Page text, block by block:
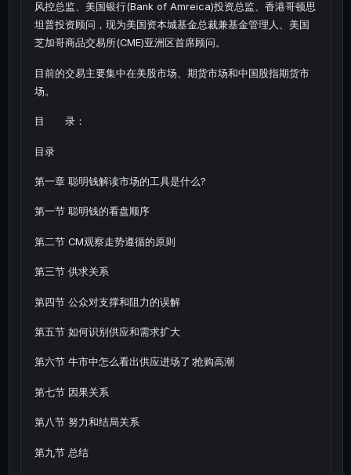
风控总监、美国银行(Bank of Amreica)投资总监、香港哥顿思
坦普投资顾问，现为美国资本城基金总裁兼基金管理人、美国
芝加哥商品交易所(CME)亚洲区首席顾问。
目前的交易主要集中在美股市场、期货市场和中国股指期货市
场。
目 录：
目录
第一章 聪明钱解读市场的工具是什么?
第一节 聪明钱的看盘顺序
第二节 CM观察走势遵循的原则
第三节 供求关系
第四节 公众对支撑和阻力的误解
第五节 如何识别供应和需求扩大
第六节 牛市中怎么看出供应进场了∶抢购高潮
第七节 因果关系
第八节 努力和结局关系
第九节 总结